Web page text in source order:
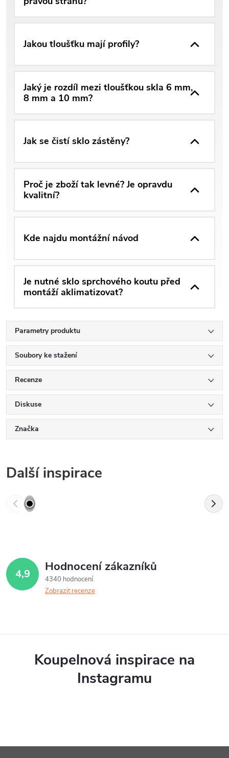
Jakou tloušťku mají profily?
Jaký je rozdíl mezi tloušťkou skla 6 mm,
8 mm a 10 mm?
Jak se čistí sklo zástěny?
Proč je zboží tak levné? Je opravdu
kvalitní?
Kde najdu montážní návod
Je nutné sklo sprchového koutu před
montáží aklimatizovat?
Parametry produktu
Soubory ke stažení
Recenze
Diskuse
Značka
Další inspirace
4,9 Hodnocení zákazníků
4340 hodnocení
Zobrazit recenze
Koupelnová inspirace na
Instagramu